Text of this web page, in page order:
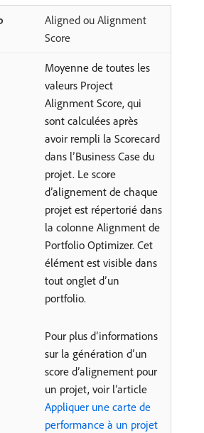
Aligned ou Alignment
Score
Moyenne de toutes les
valeurs Project
Alignment Score, qui
sont calculées après
avoir rempli la Scorecard
dans l’Business Case du
projet. Le score
d’alignement de chaque
projet est répertorié dans
la colonne Alignment de
Portfolio Optimizer. Cet
élément est visible dans
tout onglet d’un
portfolio.
Pour plus d’informations
sur la génération d’un
score d’alignement pour
un projet, voir l’article
Appliquer une carte de
performance à un projet